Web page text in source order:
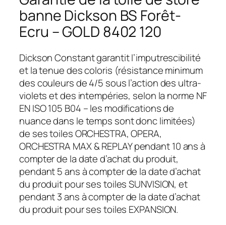
banne Dickson BS Forêt-
Ecru – GOLD 8402 120
Dickson Constant garantit l’imputrescibilité
et la tenue des coloris (résistance minimum
des couleurs de 4/5 sous l’action des ultra-
violets et des intempéries, selon la norme NF
EN ISO 105 B04 – les modifications de
nuance dans le temps sont donc limitées)
de ses toiles ORCHESTRA, OPERA,
ORCHESTRA MAX & REPLAY pendant 10 ans à
compter de la date d’achat du produit,
pendant 5 ans à compter de la date d’achat
du produit pour ses toiles SUNVISION, et
pendant 3 ans à compter de la date d’achat
du produit pour ses toiles EXPANSION.